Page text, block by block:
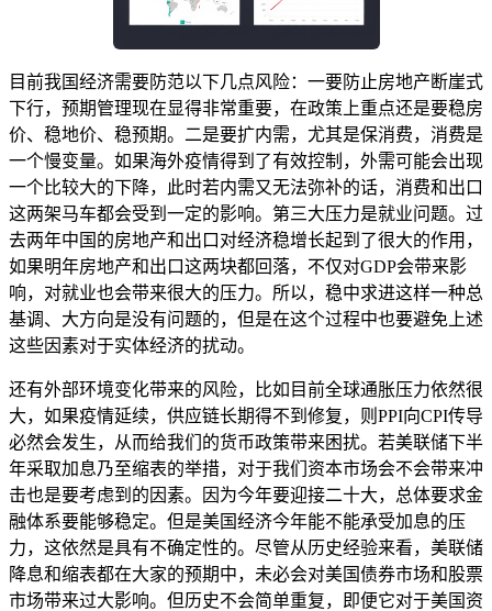
目前我国经济需要防范以下几点风险：一要防止房地产断崖式
下行，预期管理现在显得非常重要，在政策上重点还是要稳房
价、稳地价、稳预期。二是要扩内需，尤其是保消费，消费是
一个慢变量。如果海外疫情得到了有效控制，外需可能会出现
一个比较大的下降，此时若内需又无法弥补的话，消费和出口
这两架马车都会受到一定的影响。第三大压力是就业问题。过
去两年中国的房地产和出口对经济稳增长起到了很大的作用，
如果明年房地产和出口这两块都回落，不仅对GDP会带来影
响，对就业也会带来很大的压力。所以，稳中求进这样一种总
基调、大方向是没有问题的，但是在这个过程中也要避免上述
这些因素对于实体经济的扰动。
还有外部环境变化带来的风险，比如目前全球通胀压力依然很
大，如果疫情延续，供应链长期得不到修复，则PPI向CPI传导
必然会发生，从而给我们的货币政策带来困扰。若美联储下半
年采取加息乃至缩表的举措，对于我们资本市场会不会带来冲
击也是要考虑到的因素。因为今年要迎接二十大，总体要求金
融体系要能够稳定。但是美国经济今年能不能承受加息的压
力，这依然是具有不确定性的。尽管从历史经验来看，美联储
降息和缩表都在大家的预期中，未必会对美国债券市场和股票
市场带来过大影响。但历史不会简单重复，即便它对于美国资